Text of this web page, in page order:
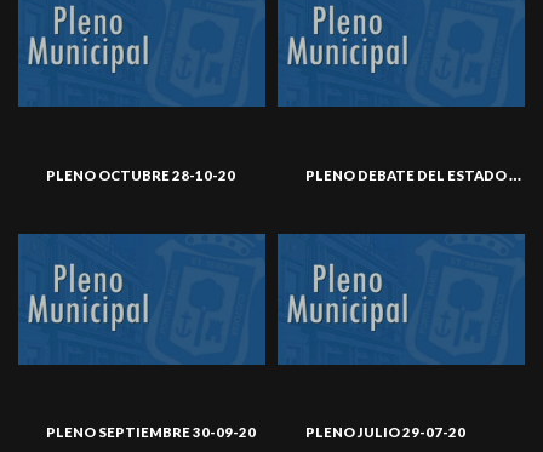
PLENO OCTUBRE 28-10-20 PLENO DEBATE DEL ESTADO DE LA CIUDAD 09-10-20
PLENO SEPTIEMBRE 30-09-20 PLENO JULIO 29-07-20